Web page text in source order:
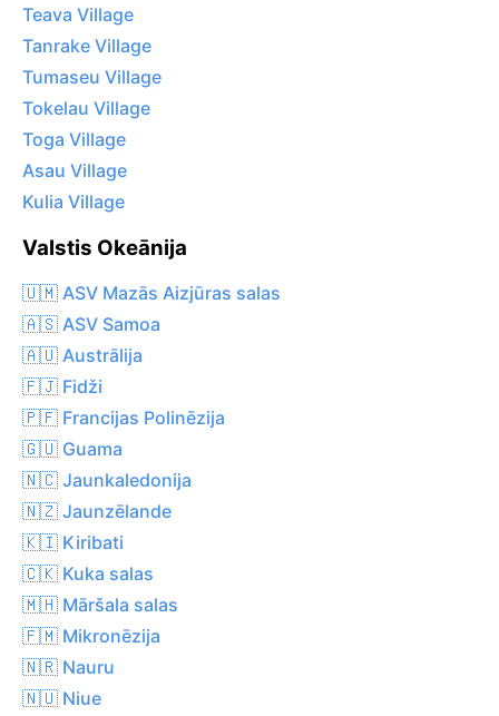
Teava Village
Tanrake Village
Tumaseu Village
Tokelau Village
Toga Village
Asau Village
Kulia Village
Valstis Okeānija
🇺🇲 ASV Mazās Aizjūras salas
🇦🇸 ASV Samoa
🇦🇺 Austrālija
🇫🇯 Fidži
🇵🇫 Francijas Polinēzija
🇬🇺 Guama
🇳🇨 Jaunkaledonija
🇳🇿 Jaunzēlande
🇰🇮 Kiribati
🇨🇰 Kuka salas
🇲🇭 Māršala salas
🇫🇲 Mikronēzija
🇳🇷 Nauru
🇳🇺 Niue